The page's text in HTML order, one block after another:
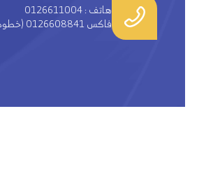
هاتف : 0126611004
(8خطوط) فاكس 0126608841